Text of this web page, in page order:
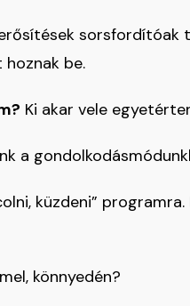
sorsfordítóak
be.
Ki akar vele
a
küzdeni” programra.
könnyedén?